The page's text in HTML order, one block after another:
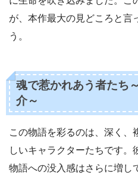
が、本作最大の見どころと言
う。
魂で惹かれあう者たち
介～
この物語を彩るのは、深く、
しいキャラクターたちです。
物語への没入感はさらに増し